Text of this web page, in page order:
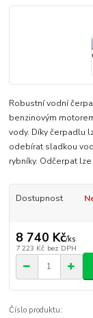
Robustní vodní
benzinovým
vody. Díky čerpadlu
odebírat sladkou
rybníky. Odčerpat
Dostupnost
8 740 Kč/ks
7 223 Kč bez DPH
Číslo produktu: